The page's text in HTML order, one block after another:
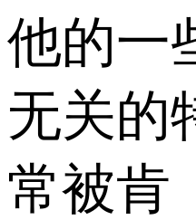
他的一
无关的
常被肯